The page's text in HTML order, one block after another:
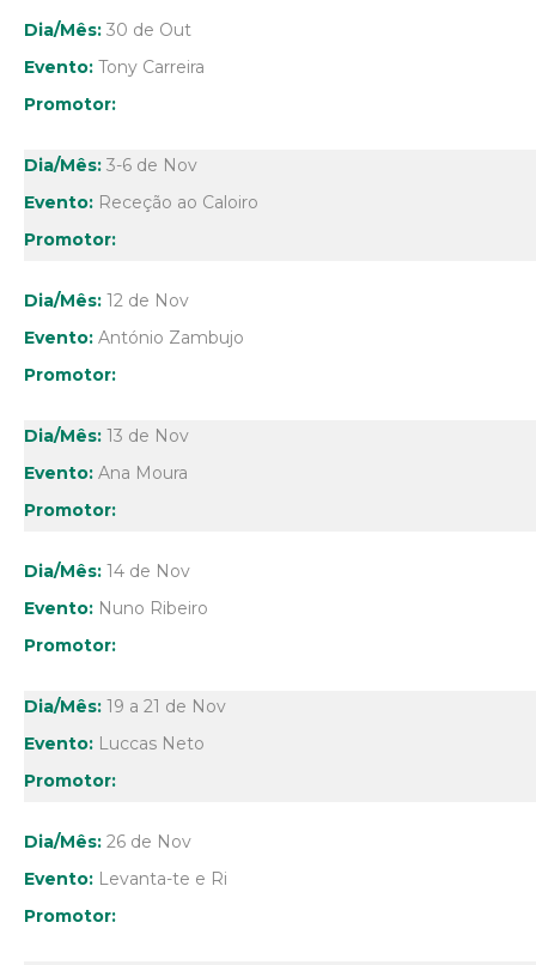
30 de Out
Tony Carreira
3-6 de Nov
Receção ao Caloiro
12 de Nov
António Zambujo
13 de Nov
Ana Moura
14 de Nov
Nuno Ribeiro
19 a 21 de Nov
Luccas Neto
26 de Nov
Levanta-te e Ri